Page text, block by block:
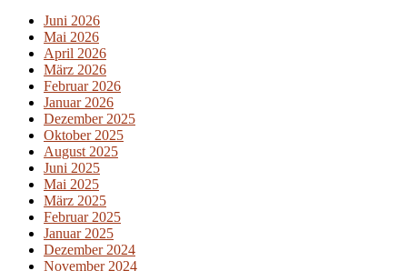
Juni 2026
Mai 2026
April 2026
März 2026
Februar 2026
Januar 2026
Dezember 2025
Oktober 2025
August 2025
Juni 2025
Mai 2025
März 2025
Februar 2025
Januar 2025
Dezember 2024
November 2024